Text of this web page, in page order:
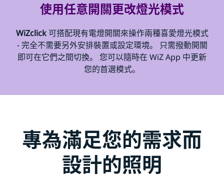
使用任意開關更改燈光模式
WiZclick可搭配現有電燈開關來操作兩種喜愛燈光模式
- 完全不需要另外安排裝置或設定環境。 只需撥動開關
即可在它們之間切換。 您可以隨時在 WiZ App 中更新
您的首選模式。
專為滿足您的需求而
設計的照明